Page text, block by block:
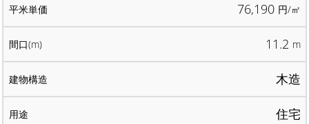
76,190 円/㎡
11.2 m
木造
住宅